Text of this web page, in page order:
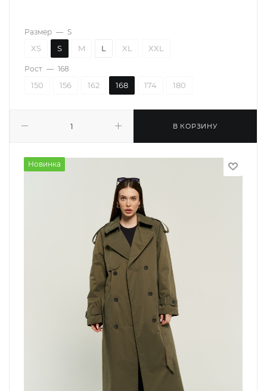
В КОРЗИНУ
Размер — S
XS S M L XL XXL
Рост — 168
150 156 162 168 174 180
Новинка